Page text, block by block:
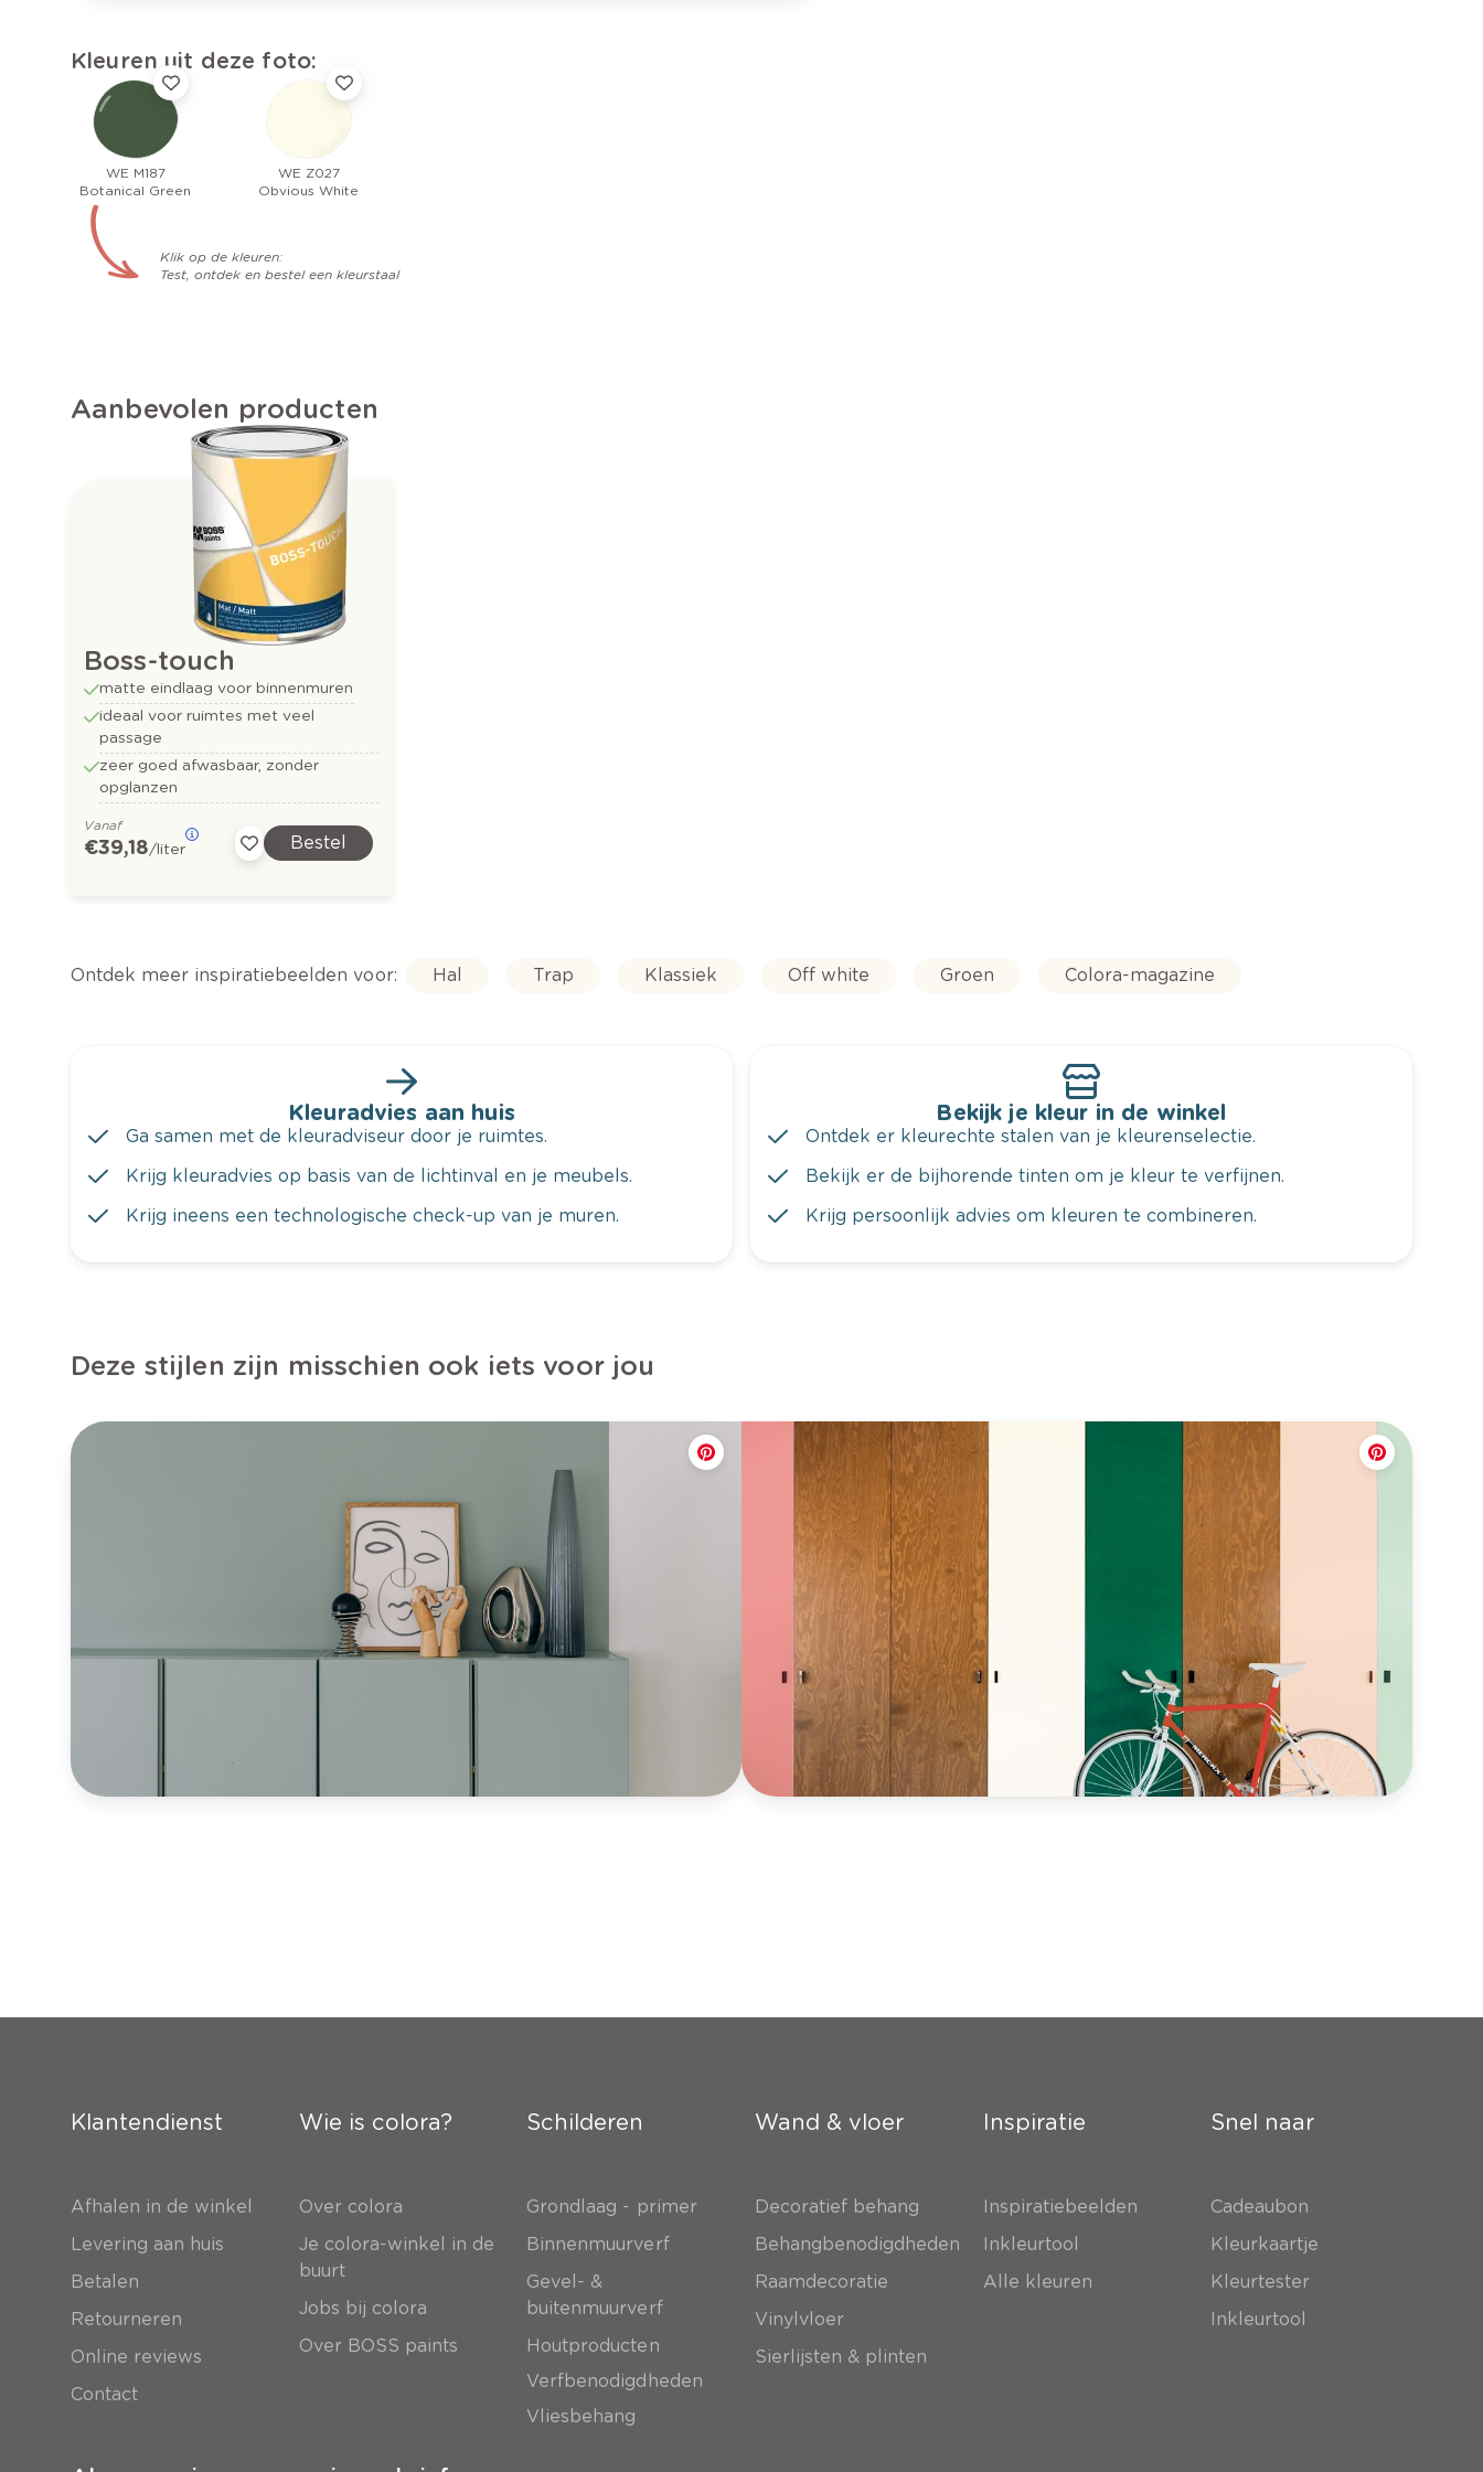
Kleuren uit deze foto:
WE M187
Botanical Green
WE Z027
Obvious White
Klik op de kleuren:
Test, ontdek en bestel een kleurstaal
Aanbevolen producten
Boss-touch
matte eindlaag voor binnenmuren
ideaal voor ruimtes met veel
passage
zeer goed afwasbaar, zonder
opglanzen
Vanaf
€ 39,18/liter Bestel
Ontdek meer inspiratiebeelden voor: Hal Trap Klassiek Off white Groen Colora-magazine
Kleuradvies aan huis
Ga samen met de kleuradviseur door je ruimtes.
Krijg kleuradvies op basis van de lichtinval en je meubels.
Krijg ineens een technologische check-up van je muren.
Bekijk je kleur in de winkel
Ontdek er kleurechte stalen van je kleurenselectie.
Bekijk er de bijhorende tinten om je kleur te verfijnen.
Krijg persoonlijk advies om kleuren te combineren.
Deze stijlen zijn misschien ook iets voor jou
Klantendienst
Afhalen in de winkel
Levering aan huis
Betalen
Retourneren
Online reviews
Contact
Wie is colora?
Over colora
Je colora-winkel in de
buurt
Jobs bij colora
Over BOSS paints
Schilderen
Grondlaag - primer
Binnenmuurverf
Gevel- &
buitenmuurverf
Houtproducten
Verfbenodigdheden
Vliesbehang
Wand & vloer
Decoratief behang
Behangbenodigdheden
Raamdecoratie
Vinylvloer
Sierlijsten & plinten
Inspiratie
Inspiratiebeelden
Inkleurtool
Alle kleuren
Snel naar
Cadeaubon
Kleurkaartje
Kleurtester
Inkleurtool